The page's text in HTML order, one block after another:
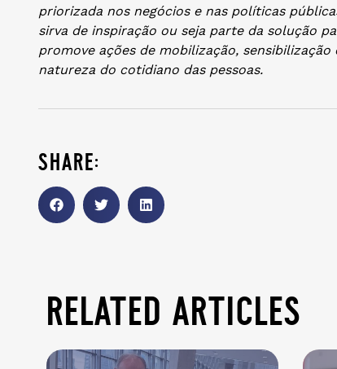
priorizada nos negócios e nas políticas
sirva de inspiração ou seja parte da solução
promove ações de mobilização,
natureza do cotidiano das pessoas.
share:
related articles